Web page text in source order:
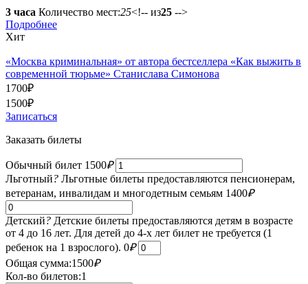
3 часа Количество мест:25<!-- из25 -->
Подробнее
Хит
«Москва криминальная» от автора бестселлера «Как выжить в
современной тюрьме» Станислава Симонова
1700₽
1500₽
Записаться
Заказать билеты
Обычный билет 1500₽
Льготный? Льготные билеты предоставляются пенсионерам,
ветеранам, инвалидам и многодетным семьям 1400₽
Детский? Детские билеты предоставляются детям в возрасте
от 4 до 16 лет. Для детей до 4-х лет билет не требуется (1
ребенок на 1 взрослого). 0₽
Общая сумма:1500₽
Кол-во билетов:1